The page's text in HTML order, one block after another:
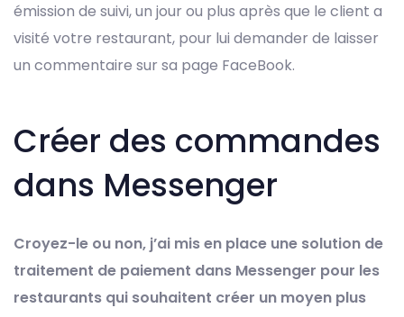
émission de suivi, un jour ou plus après que le client a
visité votre restaurant, pour lui demander de laisser
un commentaire sur sa page FaceBook.
Créer des commandes
dans Messenger
Croyez-le ou non, j’ai mis en place une solution de
traitement de paiement dans Messenger pour les
restaurants qui souhaitent créer un moyen plus